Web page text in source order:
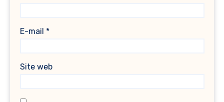
E-mail *
Site web